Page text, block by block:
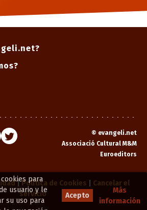
para
usuario y le
su uso para
Acepto
Más
información
© evangeli.net
Associació Cultural M&M
Euroeditors
|Política de Cookies
Cancelar el
servicio